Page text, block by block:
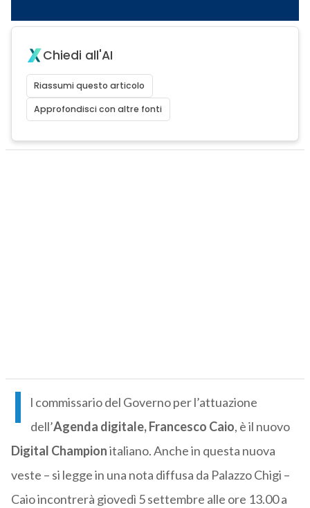
Chiedi all'AI
Riassumi questo articolo
Approfondisci con altre fonti
I
l commissario del Governo per l’attuazione
dell’Agenda digitale, Francesco Caio, è il nuovo
Digital Championitaliano. Anche in questa nuova
veste – si legge in una nota diffusa da Palazzo Chigi –
Caio incontrerà giovedì 5 settembre alle ore 13.00 a